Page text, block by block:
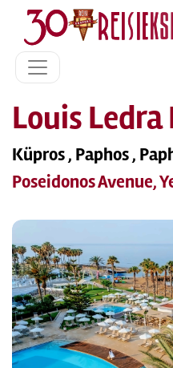
Louis Ledra
Küpros , Paphos ,
Poseidonos Avenue,